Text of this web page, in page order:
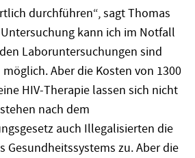
durchführen“, sagt Thomas
kann ich im Notfall
Laboruntersuchungen sind
Aber die Kosten von 1300
HIV-Therapie lassen sich nicht
nach dem
auch Illegalisierten die
Gesundheitssystems zu. Aber die